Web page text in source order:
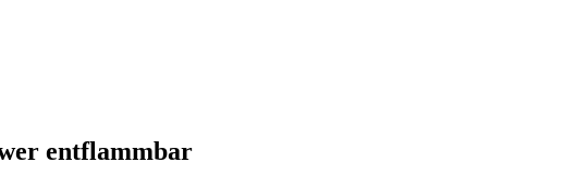
entflammbar